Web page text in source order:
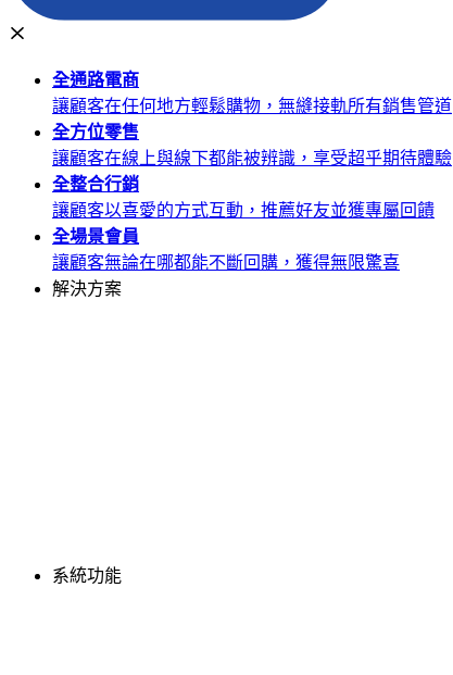
全通路電商
讓顧客在任何地方輕鬆購物，無縫接軌所有銷售管道
全方位零售
讓顧客在線上與線下都能被辨識，享受超乎期待體驗
全整合行銷
讓顧客以喜愛的方式互動，推薦好友並獲專屬回饋
全場景會員
讓顧客無論在哪都能不斷回購，獲得無限驚喜
解決方案
系統功能